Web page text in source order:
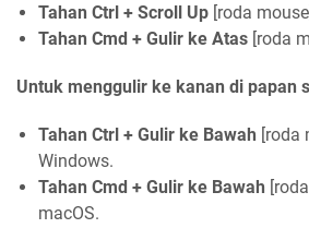
Tahan Ctrl + Scroll Up [roda
Tahan Cmd + Gulir ke Atas [roda
Untuk menggulir ke kanan di papan
Tahan Ctrl + Gulir ke Bawah [roda
Windows.
Tahan Cmd + Gulir ke Bawah
macOS.